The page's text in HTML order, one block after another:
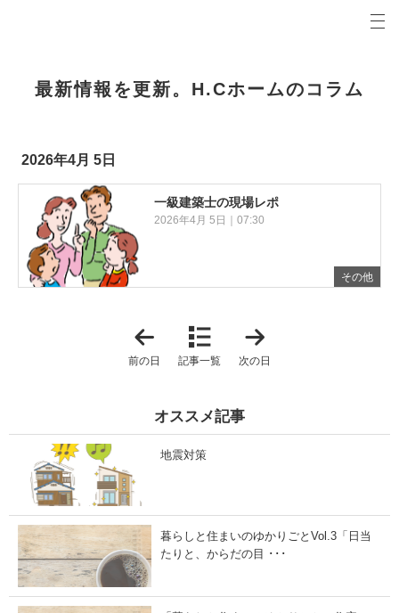
2026年4月 5日
最新情報を更新。H.Cホームのコラム
その他
一級建築士の現場レポ
2026年4月 5日｜07:30
月
日
前の日 記事一覧 次の日
オススメ記事
地震対策
暮らしと住まいのゆかりごとVol.3「日当
たりと、からだの目 ･･･